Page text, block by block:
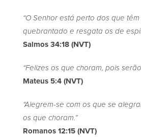
“O Senhor está perto dos que
quebrantado e resgata os de
Salmos 34:18 (NVT)
“Felizes os que choram, pois
Mateus 5:4 (NVT)
“Alegrem-se com os que se
os que choram.”
Romanos 12:15 (NVT)